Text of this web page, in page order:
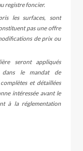
registre foncier.
les surfaces, sont
pas une offre
de prix ou
seront appliqués
dans le mandat de
et détaillées
intéressée avant le
à la réglementation